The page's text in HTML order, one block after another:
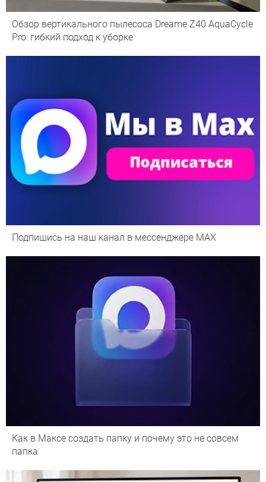
Обзор вертикального пылесоса Dreame Z40 AquaCycle
Pro: гибкий подход к уборке
Подпишись на наш канал в мессенджере МАХ
Как в Максе создать папку и почему это не совсем
папка